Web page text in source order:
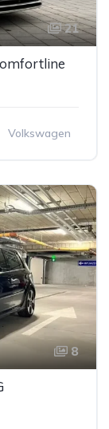
21
Volkswagen
8